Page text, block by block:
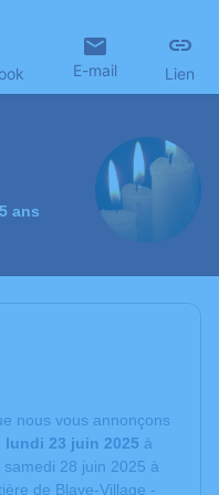
E-mail Lien
ans
nous vous annonçons
lundi 23 juin 2025 à
28 juin 2025 à
de Blaye-Village -